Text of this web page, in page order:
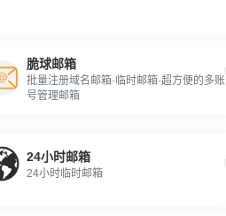
脆球邮箱
批量注册域名邮箱·临时邮箱·超方便的多账
号管理邮箱
24小时邮箱
24小时临时邮箱